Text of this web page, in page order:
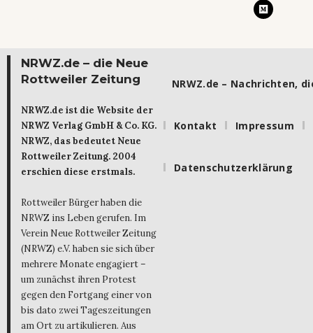
NRWZ.de – die Neue
Rottweiler Zeitung
NRWZ.de ist die Website der
NRWZ Verlag GmbH & Co. KG.
NRWZ, das bedeutet Neue
Rottweiler Zeitung. 2004
erschien diese erstmals.
Rottweiler Bürger haben die
NRWZ ins Leben gerufen. Im
Verein Neue Rottweiler Zeitung
(NRWZ) e.V. haben sie sich über
mehrere Monate engagiert –
um zunächst ihren Protest
gegen den Fortgang einer von
bis dato zwei Tageszeitungen
am Ort zu artikulieren. Aus
NRWZ.de – Nachrichten,
Kontakt Impressum
Datenschutzerklärung